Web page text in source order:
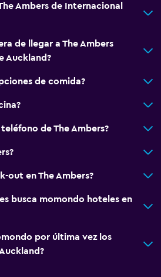
Ambers de Internacional
de llegar a The Ambers
Auckland?
de comida?
de The Ambers?
out en The Ambers?
busca momondo hoteles en
por última vez los